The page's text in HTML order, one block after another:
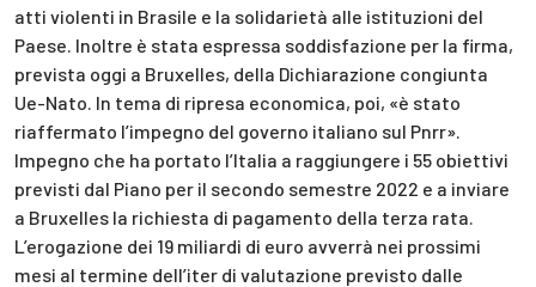
atti violenti in Brasile e la solidarietà alle istituzioni del
Paese. Inoltre è stata espressa soddisfazione per la firma,
prevista oggi a Bruxelles, della Dichiarazione congiunta
Ue-Nato. In tema di ripresa economica, poi, «è stato
riaffermato l’impegno del governo italiano sul Pnrr».
Impegno che ha portato l’Italia a raggiungere i 55 obiettivi
previsti dal Piano per il secondo semestre 2022 e a inviare
a Bruxelles la richiesta di pagamento della terza rata.
L’erogazione dei 19 miliardi di euro avverrà nei prossimi
mesi al termine dell’iter di valutazione previsto dalle